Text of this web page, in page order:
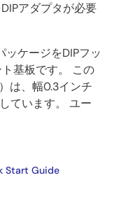
アダプタが必要
ッケージをDIPフッ
基板です。 この
は、幅0.3インチ
ています。 ユー
Start Guide